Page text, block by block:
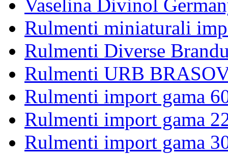
Vaselina Divinol
Rulmenti miniaturali
Rulmenti Diverse
Rulmenti URB
Rulmenti import gama
Rulmenti import gama
Rulmenti import gama